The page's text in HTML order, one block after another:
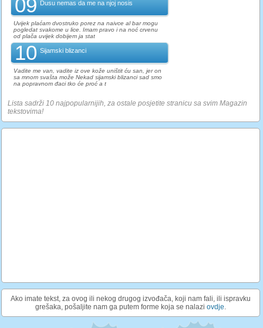
09 Dusu nemas da me na njoj nosis
Uvijek plaćam dvostruko porez na naivce al bar mogu
pogledat svakome u lice. Imam pravo i na noć crvenu
od plača uvijek dobijem ja stat
10 Sijamski blizanci
Vadite me van, vadite iz ove kože uništit ću san, jer on
sa mnom svašta može Nekad sijamski blizanci sad smo
na popravnom đaci tko će proć a t
Lista sadrži 10 najpopularnijih, za ostale posjetite stranicu sa svim Magazin
tekstovima!
Ako imate tekst, za ovog ili nekog drugog izvođača, koji nam fali, ili ispravku
grešaka, pošaljite nam ga putem forme koja se nalazi ovdje.